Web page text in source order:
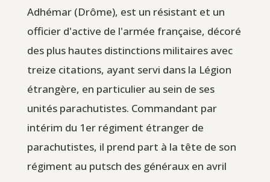
Adhémar (Drôme), est un résistant et un
officier d'active de l'armée française, décoré
des plus hautes distinctions militaires avec
treize citations, ayant servi dans la Légion
étrangère, en particulier au sein de ses
unités parachutistes. Commandant par
intérim du 1er régiment étranger de
parachutistes, il prend part à la tête de son
régiment au putsch des généraux en avril